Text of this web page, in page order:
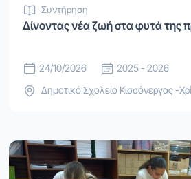
Συντήρηση
Δίνοντας νέα ζωή στα φυτά της
24/10/2026
2025 - 2026
Δημοτικό Σχολείο Κισσόνεργας -